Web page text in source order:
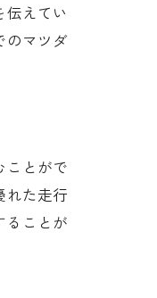
えてい
のマツダ
ことがで
れた走行
ることが